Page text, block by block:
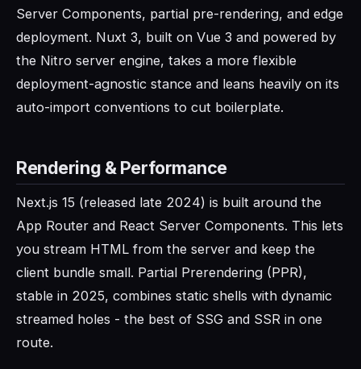
Server Components, partial pre-rendering, and edge
deployment. Nuxt 3, built on Vue 3 and powered by
the Nitro server engine, takes a more flexible
deployment-agnostic stance and leans heavily on its
auto-import conventions to cut boilerplate.
Rendering & Performance
Next.js 15 (released late 2024) is built around the
App Router and React Server Components. This lets
you stream HTML from the server and keep the
client bundle small. Partial Prerendering (PPR),
stable in 2025, combines static shells with dynamic
streamed holes - the best of SSG and SSR in one
route.